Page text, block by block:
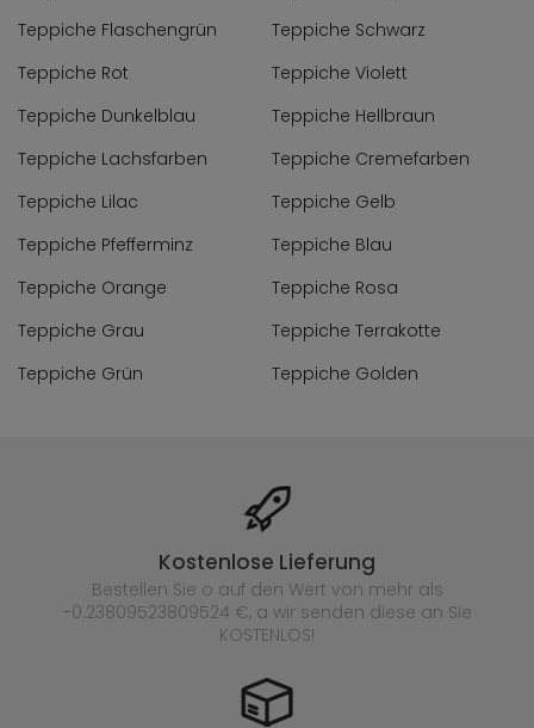
Teppiche Flaschengrün
Teppiche Schwarz
Teppiche Rot
Teppiche Violett
Teppiche Dunkelblau
Teppiche Hellbraun
Teppiche Lachsfarben
Teppiche Cremefarben
Teppiche Lilac
Teppiche Gelb
Teppiche Pfefferminz
Teppiche Blau
Teppiche Orange
Teppiche Rosa
Teppiche Grau
Teppiche Terrakotte
Teppiche Grün
Teppiche Golden
Kostenlose Lieferung
Bestellen Sie o auf den Wert von mehr als
-0.23809523809524 €, a wir senden diese an Sie
KOSTENLOS!